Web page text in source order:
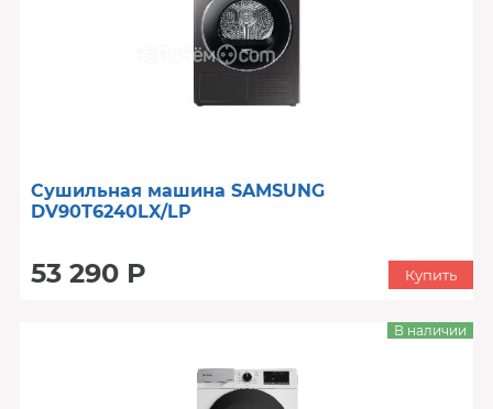
Сушильная машина SAMSUNG
DV90T6240LX/LP
53 290 Р Купить
В наличии